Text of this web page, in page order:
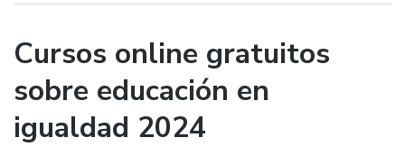
Cursos online gratuitos
sobre educación en
igualdad 2024